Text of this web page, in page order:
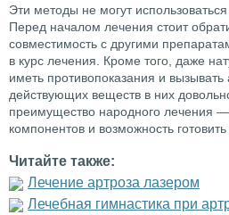
Эти методы не могут
Перед началом лечения стоит
совместимость с другими
в курс лечения. Кроме того, даже
иметь противопоказания и
действующих веществ в них
преимущество народного лечения —
компонентов и возможность
Читайте также:
Лечение артроза лазером
Лечебная гимнастика при